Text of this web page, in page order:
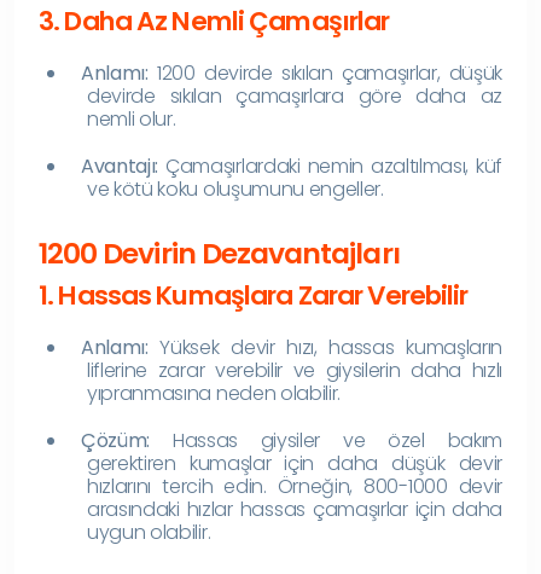
3. Daha Az Nemli Çamaşırlar
Anlamı: 1200 devirde sıkılan çamaşırlar, düşük
devirde sıkılan çamaşırlara göre daha az
nemli olur.
Avantajı: Çamaşırlardaki nemin azaltılması, küf
ve kötü koku oluşumunu engeller.
1200 Devirin Dezavantajları
1. Hassas Kumaşlara Zarar Verebilir
Anlamı: Yüksek devir hızı, hassas kumaşların
liflerine zarar verebilir ve giysilerin daha hızlı
yıpranmasına neden olabilir.
Çözüm: Hassas giysiler ve özel bakım
gerektiren kumaşlar için daha düşük devir
hızlarını tercih edin. Örneğin, 800-1000 devir
arasındaki hızlar hassas çamaşırlar için daha
uygun olabilir.